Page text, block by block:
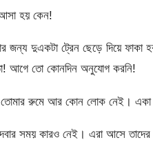
হয় কেন!
জন্য দুএকটা ট্রেন ছেড়ে দিয়ে ফাকা
আগে তো কোনদিন অনুযোগ করনি!
রুমে আর কোন লোক নেই। একা
সময় কারও নেই। এরা আসে তাদের